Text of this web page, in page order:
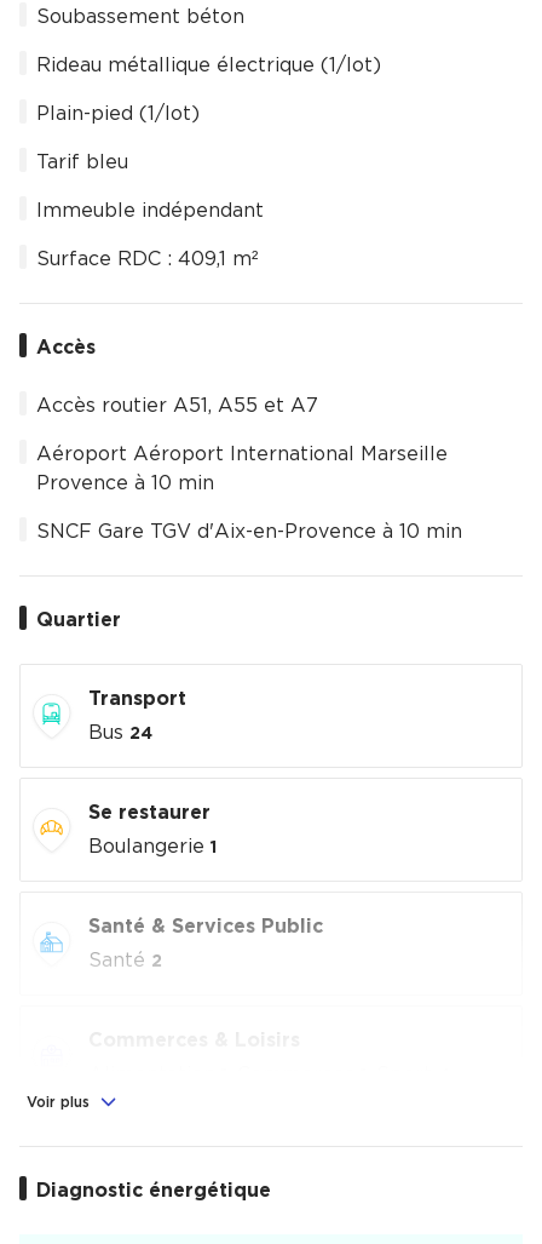
Soubassement béton
Rideau métallique électrique (1/lot)
Plain-pied (1/lot)
Tarif bleu
Immeuble indépendant
Surface RDC : 409,1 m²
Accès
Accès routier A51, A55 et A7
Aéroport Aéroport International Marseille
Provence à 10 min
SNCF Gare TGV d'Aix-en-Provence à 10 min
Quartier
Transport
Bus 24
Se restaurer
Boulangerie 1
Santé & Services Public
Santé 2
Crèche1, École1, Lycée
Voir plus
Diagnostic énergétique